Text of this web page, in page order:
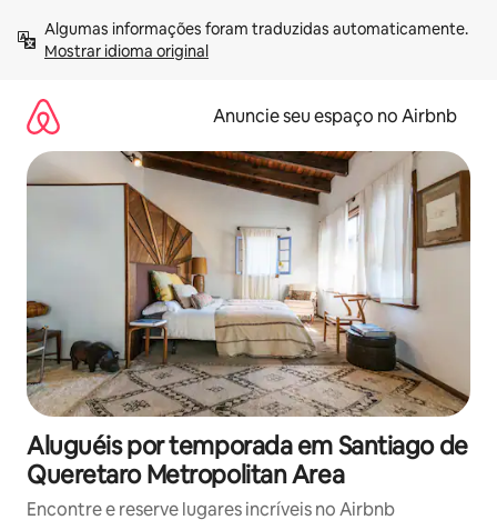
para
Mostrar idioma original
Anuncie seu espaço no Airbnb
Aluguéis por temporada em Santiago de
Queretaro Metropolitan Area
Encontre e reserve lugares incríveis no Airbnb